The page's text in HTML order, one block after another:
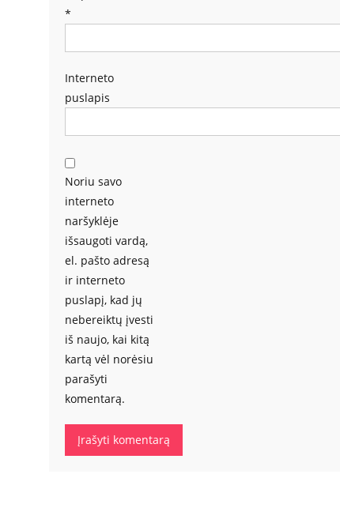
*
Interneto
puslapis
Noriu savo
interneto
naršyklėje
išsaugoti vardą,
el. pašto adresą
ir interneto
puslapį, kad jų
nebereiktų įvesti
iš naujo, kai kitą
kartą vėl norėsiu
parašyti
komentarą.